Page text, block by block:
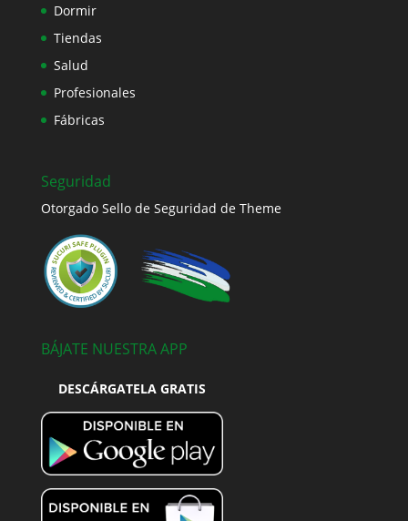
Dormir
Tiendas
Salud
Profesionales
Fábricas
Seguridad
Otorgado Sello de Seguridad de Theme
BÁJATE NUESTRA APP
DESCÁRGATELA GRATIS